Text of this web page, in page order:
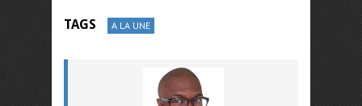
TAGS A LA UNE